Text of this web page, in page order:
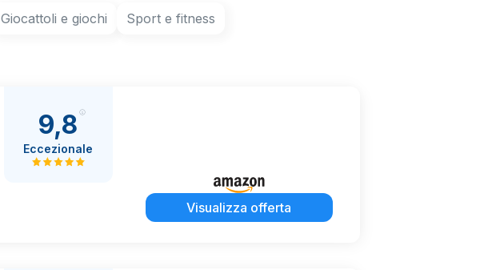
Giocattoli e giochi Sport e fitness
9,8
Eccezionale
Visualizza offerta